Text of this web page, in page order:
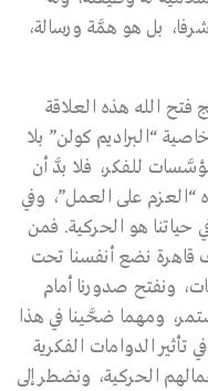
بل هو همَّة ورسالة،
فتح الله هذه العلاقة
“البراديم كولن” بلا
للفكر، فلا بدَّ أن
“العزم على العمل”، وفي
هو الحركية. فمن
قاهرة نضع أنفسنا تحت
ونفتح صدورنا أمام
ومهما ضحَّينا في هذا
الدوامات الفكرية
الحركية، ونضطر إلى